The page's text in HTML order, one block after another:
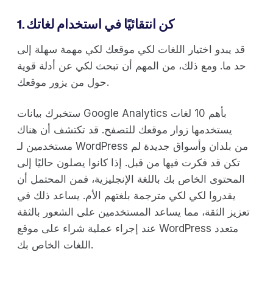
1. كن انتقائيًا في استخدام لغاتك
قد يبدو اختيار اللغات لكي موقعك لكي مهمة سهلة إلى
حد ما. ومع ذلك، من المهم أن تبحث لكي عن أدلة قوية
حول من يزور موقعك.
ستخبرك بيانات Google Analytics بأهم 10 لغات
يستخدمها زوار موقعك للتصفح. قد تكتشف أن هناك
مستخدمين لـ WordPress من بلدان وأسواق جديدة لم
تكن قد فكرت فيها من قبل. إذا كانوا يصلون حاليًا إلى
المحتوى الخاص بك باللغة الإنجليزية، فمن المحتمل أن
يقدروا لكي لكي مترجمة بلغتهم الأم. يساعد ذلك في
تعزيز الثقة، مما يساعد المستخدمين على الشعور بالثقة
عند إجراء عملية شراء على موقع WordPress متعدد
اللغات الخاص بك.